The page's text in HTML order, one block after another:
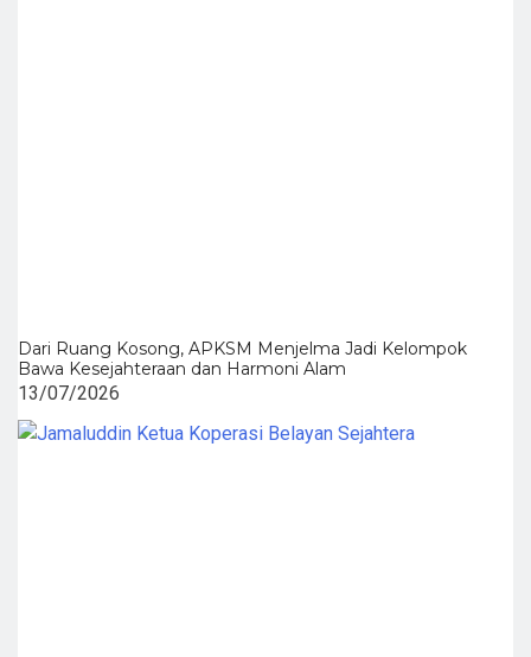
Dari Ruang Kosong, APKSM Menjelma Jadi Kelompok
Bawa Kesejahteraan dan Harmoni Alam
13/07/2026